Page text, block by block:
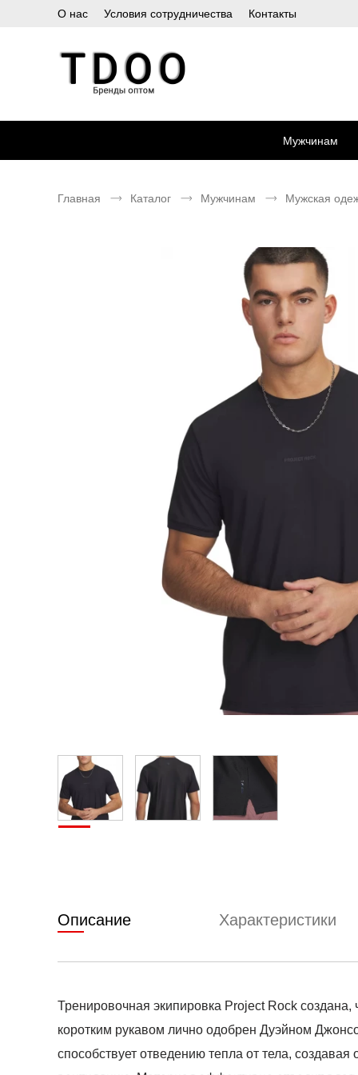
О нас Условия сотрудничества Контакты
Мужчинам
Главная Каталог Мужчинам Мужская
Описание Характеристики
Тренировочная экипировка Project Rock
коротким рукавом лично одобрен Дуэйном
способствует отведению тепла от тела,